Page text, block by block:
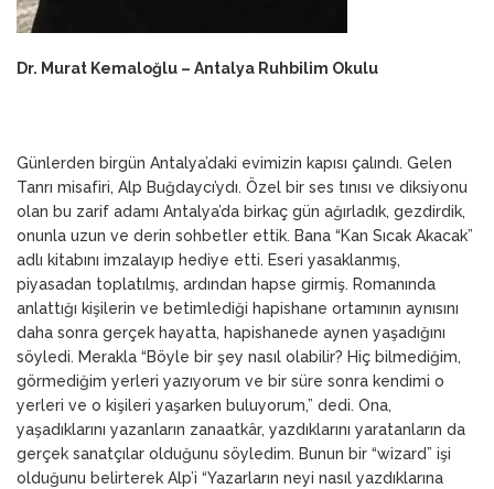
Dr. Murat Kemaloğlu – Antalya Ruhbilim Okulu
Günlerden birgün Antalya’daki evimizin kapısı çalındı. Gelen
Tanrı misafiri, Alp Buğdaycı’ydı. Özel bir ses tınısı ve diksiyonu
olan bu zarif adamı Antalya’da birkaç gün ağırladık, gezdirdik,
onunla uzun ve derin sohbetler ettik. Bana “Kan Sıcak Akacak”
adlı kitabını imzalayıp hediye etti. Eseri yasaklanmış,
piyasadan toplatılmış, ardından hapse girmiş. Romanında
anlattığı kişilerin ve betimlediği hapishane ortamının aynısını
daha sonra gerçek hayatta, hapishanede aynen yaşadığını
söyledi. Merakla “Böyle bir şey nasıl olabilir? Hiç bilmediğim,
görmediğim yerleri yazıyorum ve bir süre sonra kendimi o
yerleri ve o kişileri yaşarken buluyorum,” dedi. Ona,
yaşadıklarını yazanların zanaatkâr, yazdıklarını yaratanların da
gerçek sanatçılar olduğunu söyledim. Bunun bir “wizard” işi
olduğunu belirterek Alp’i “Yazarların neyi nasıl yazdıklarına